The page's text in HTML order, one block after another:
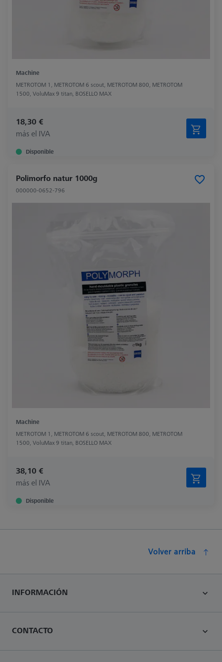
Machine
METROTOM 1, METROTOM 6 scout, METROTOM 800, METROTOM
1500, VoluMax 9 titan, BOSELLO MAX
18,30 €
más el IVA
Disponible
Polimorfo natur 1000g
000000-0652-796
Machine
METROTOM 1, METROTOM 6 scout, METROTOM 800, METROTOM
1500, VoluMax 9 titan, BOSELLO MAX
38,10 €
más el IVA
Disponible
Volver arriba
INFORMACIÓN
CONTACTO